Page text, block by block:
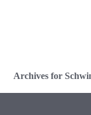
Archives for